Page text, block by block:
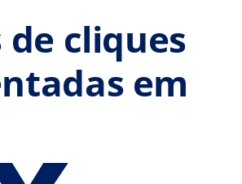
de cliques
em